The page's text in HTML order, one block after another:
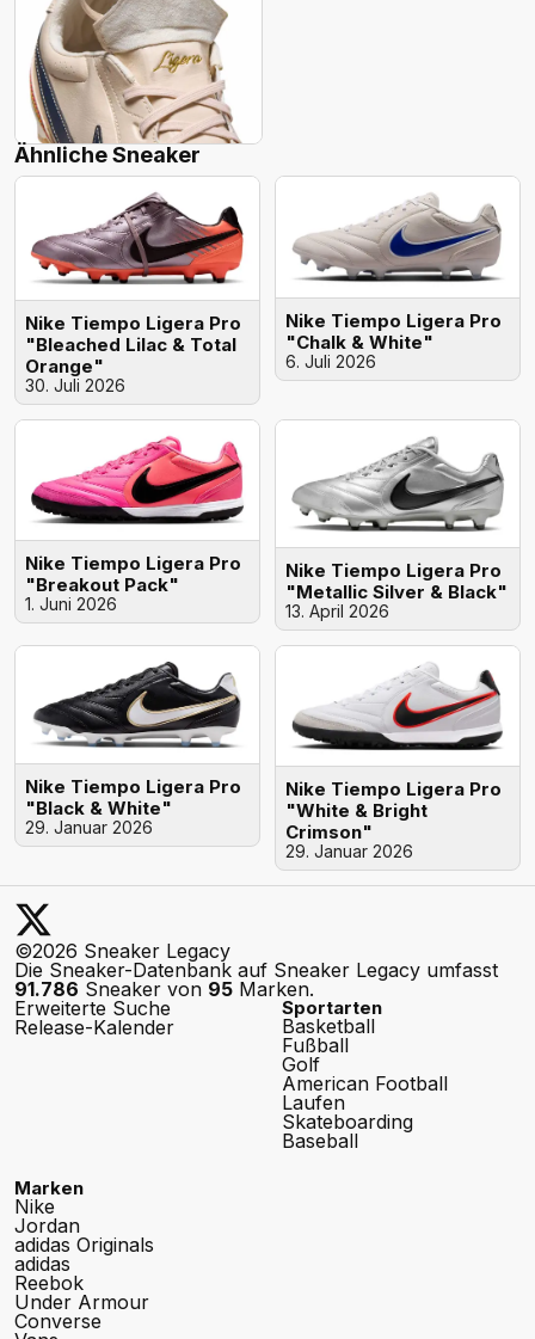
Ähnliche Sneaker
Nike Tiempo Ligera Pro
"Bleached Lilac & Total
Orange"
30. Juli 2026
Nike Tiempo Ligera Pro
"Chalk & White"
6. Juli 2026
Nike Tiempo Ligera Pro
"Breakout Pack"
1. Juni 2026
Nike Tiempo Ligera Pro
"Metallic Silver & Black"
13. April 2026
Nike Tiempo Ligera Pro
"Black & White"
29. Januar 2026
Nike Tiempo Ligera Pro
"White & Bright
Crimson"
29. Januar 2026
©2026 Sneaker Legacy
Die Sneaker-Datenbank auf Sneaker Legacy umfasst
91.786 Sneaker von 95 Marken.
Erweiterte Suche
Release-Kalender
Sportarten
Basketball
Fußball
Golf
American Football
Laufen
Skateboarding
Baseball
Marken
Nike
Jordan
adidas Originals
adidas
Reebok
Under Armour
Converse